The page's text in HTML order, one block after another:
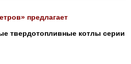
предлагает
твердотопливные котлы серии